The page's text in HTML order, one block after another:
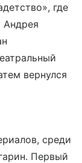
где
Андрея
вернулся
среди
Первый